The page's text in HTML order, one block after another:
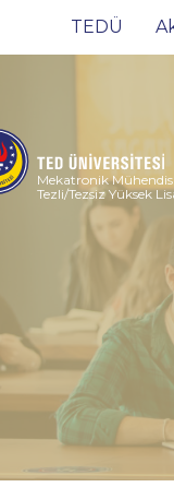
Ana
TEDÜ
Mekatronik
Tezli/Tezsiz Yüksek